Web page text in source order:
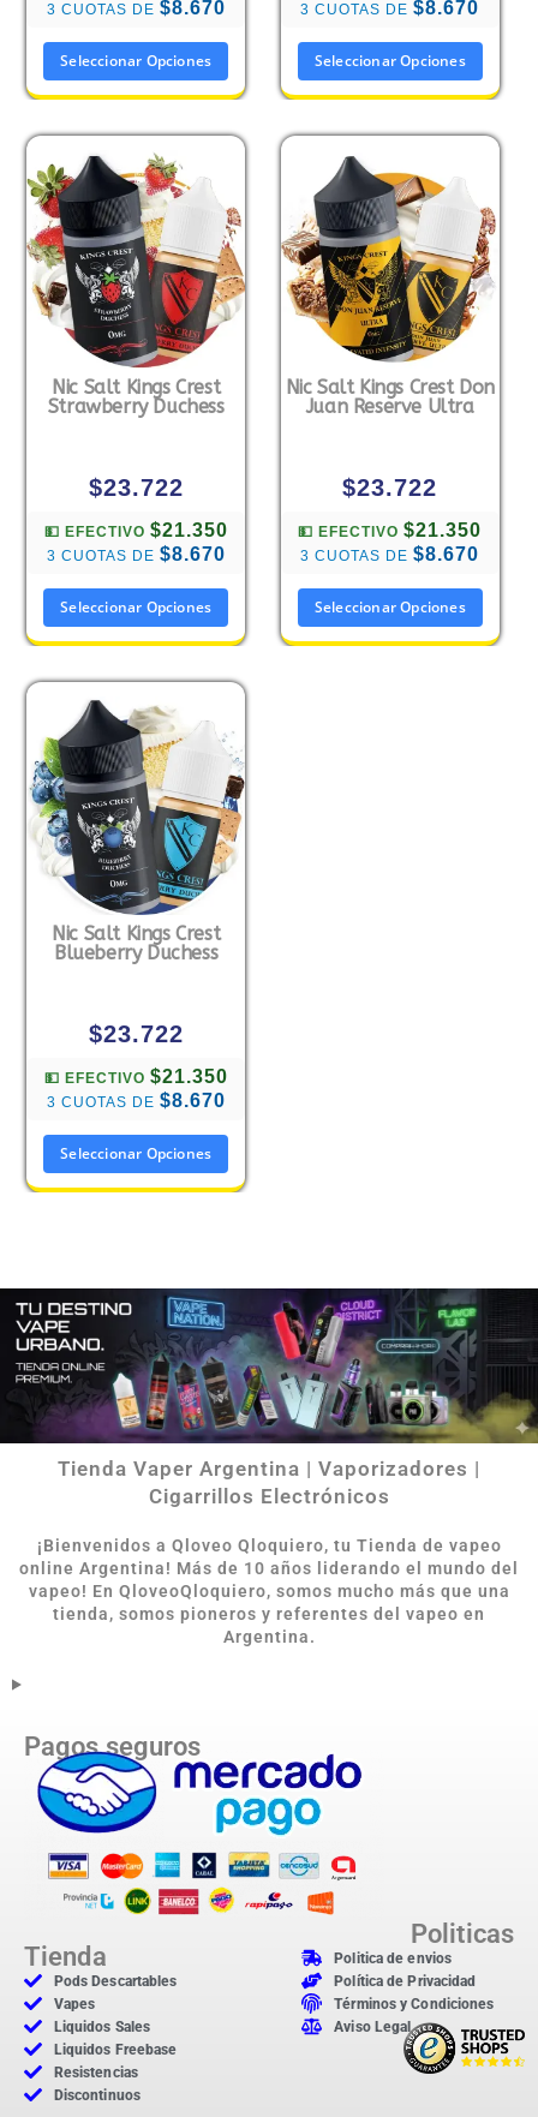
3 CUOTAS DE $8.670
Seleccionar Opciones
3 CUOTAS DE$8.670
Seleccionar Opciones
Nic Salt Kings Crest
Strawberry Duchess
$23.722
💵 EFECTIVO $21.350
3 CUOTAS DE $8.670
Seleccionar Opciones
Nic Salt Kings Crest Don
Juan Reserve Ultra
$23.722
💵 EFECTIVO$21.350
3 CUOTAS DE$8.670
Seleccionar Opciones
Nic Salt Kings Crest
Blueberry Duchess
$23.722
💵 EFECTIVO $21.350
3 CUOTAS DE $8.670
Seleccionar Opciones
Tienda Vaper Argentina | Vaporizadores |
Cigarrillos Electrónicos
¡Bienvenidos a Qloveo Qloquiero, tu Tienda de vapeo
online Argentina! Más de 10 años liderando el mundo del
vapeo! En QloveoQloquiero, somos mucho más que una
tienda, somos pioneros y referentes del vapeo en
Argentina.
Pagos seguros
Tienda
Pods Descartables
Vapes
Liquidos Sales
Liquidos Freebase
Resistencias
Discontinuos
Politicas
Politica de envios
Política de Privacidad
Términos y Condiciones
Aviso Legal